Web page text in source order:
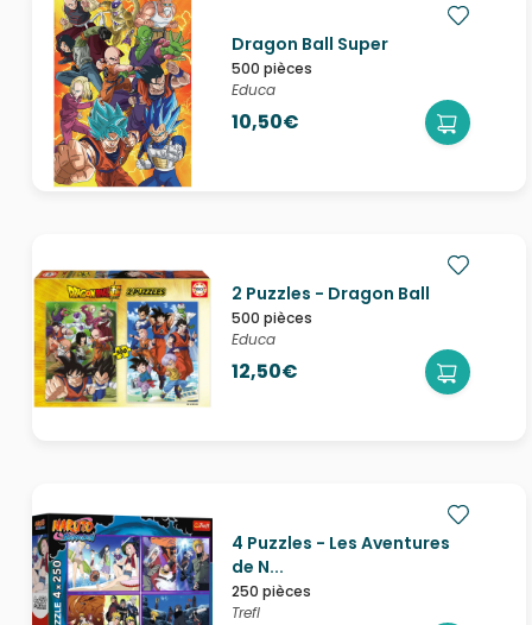
Dragon Ball Super
500 pièces
Educa
10,50€
2 Puzzles - Dragon Ball
500 pièces
Educa
12,50€
4 Puzzles - Les Aventures
de N...
250 pièces
Trefl